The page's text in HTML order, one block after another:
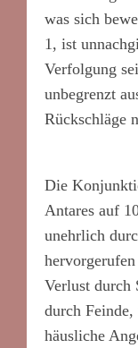
was sich
1, ist
Verfolgung
unbegrenzt
Rückschläge
Die
Antares auf
unehrlich
Verlust durch
durch
häusliche